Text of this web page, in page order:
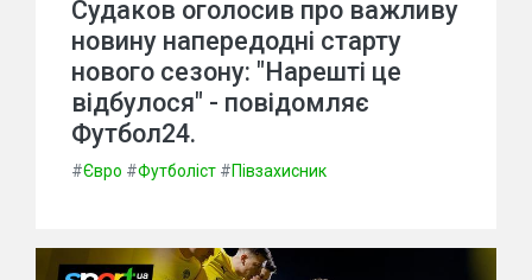
Судаков оголосив про важливу
новину напередодні старту
нового сезону: "Нарешті це
відбулося" - повідомляє
Футбол24.
#Євро #Футболіст #Півзахисник